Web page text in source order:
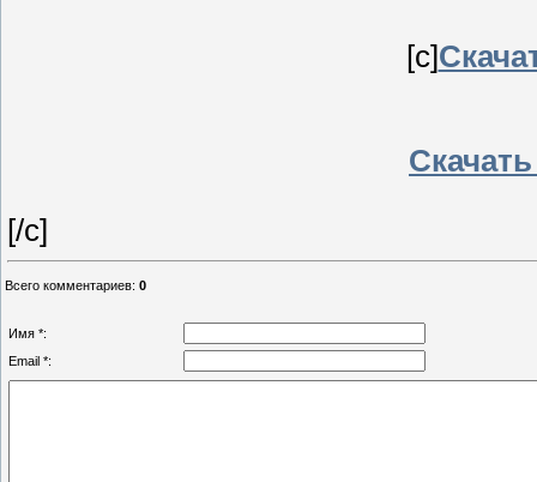
[c]
[/c]
Всего комментариев: 0
Имя *:
Email *: